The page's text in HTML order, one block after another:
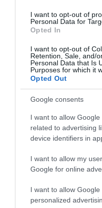
I want to opt-out of
Personal Data for
Opted In
I want to opt-out of
Retention, Sale, and/
Personal Data that Is
Purposes for which it
Opted Out
Google consents
I want to allow
related to advertising
device identifiers in
I want to allow my
Google for online
I want to allow
personalized
Προτεινόμενα
ΦΕΣΤΙΒΑΛ ΑΝΔΡΟΥ:
Μπέκετ